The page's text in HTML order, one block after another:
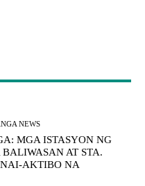
NEWS
MGA ISTASYON NG
BALIWASAN AT STA.
AKTIBO NA